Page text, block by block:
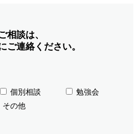
相談は、
ご連絡ください。
個別相談
勉強会
その他